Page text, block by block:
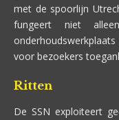
met de spoorlijn
fungeert niet
voor bezoekers
Ritten
De SSN exploiteert